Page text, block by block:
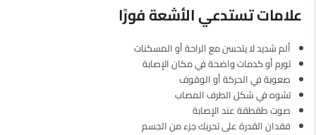
علاماتتستدعيالأشعةفورًا
ألم شديد لا يتحسن مع الراحة أو المسكنات
تورم أو كدمات واضحة في مكان الإصابة
صعوبة في الحركة أو الوقوف
تشوه في شكل الطرف المصاب
صوت طقطقة عند الإصابة
فقدان القدرة على تحريك جزء من الجسم